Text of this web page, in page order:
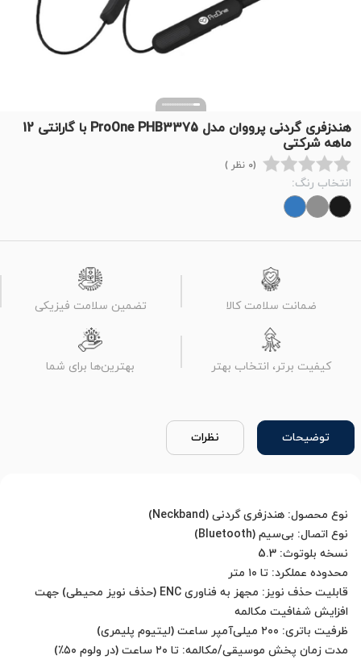
هندزفری گردنی پرووان مدل ProOne PHB3375 با گارانتی 12
ماهه شرکتی
(0 نظر )
انتخاب رنگ:
ضمانت سلامت کالا تضمین سلامت فیزیکی
کیفیت برتر، انتخاب بهتر بهترین‌ها برای شما
توضیحات نظرات
قابلیت حذف نویز: مجهز به فناوری ENC (حذف نویز محیطی) جهت